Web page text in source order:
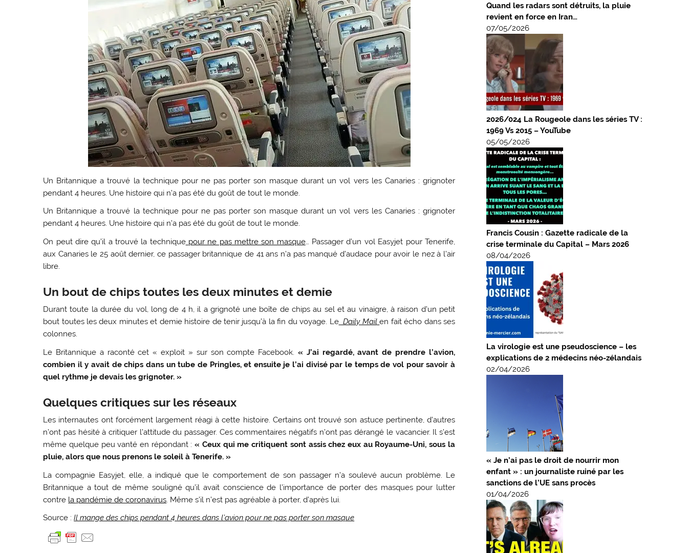
Un Britannique a trouvé la technique pour ne pas porter son masque durant un vol vers les Canaries : grignoter
pendant 4 heures. Une histoire qui n’a pas été du goût de tout le monde.
Un Britannique a trouvé la technique pour ne pas porter son masque durant un vol vers les Canaries : grignoter
pendant 4 heures. Une histoire qui n’a pas été du goût de tout le monde.
On peut dire qu’il a trouvé la techniquepour ne pas mettre son masque… Passager d’un vol Easyjet pour Tenerife,
aux Canaries le 25 août dernier, ce passager britannique de 41 ans n’a pas manqué d’audace pour avoir le nez à l’air
libre.
Un bout de chips toutes les deux minutes et demie
Durant toute la durée du vol, long de 4 h, il a grignoté une boîte de chips au sel et au vinaigre, à raison d’un petit
bout toutes les deux minutes et demie histoire de tenir jusqu’à la fin du voyage. Le Daily Mail en fait écho dans ses
colonnes.
Le Britannique a raconté cet « exploit » sur son compte Facebook. « J’ai regardé, avant de prendre l’avion,
combien il y avait de chips dans un tube de Pringles, et ensuite je l’ai divisé par le temps de vol pour savoir à
quel rythme je devais les grignoter. »
Quelques critiques sur les réseaux
Les internautes ont forcément largement réagi à cette histoire. Certains ont trouvé son astuce pertinente, d’autres
n’ont pas hésité à critiquer l’attitude du passager. Ces commentaires négatifs n’ont pas dérangé le vacancier. Il s’est
même quelque peu vanté en répondant :« Ceux qui me critiquent sont assis chez eux au Royaume-Uni, sous la
pluie, alors que nous prenons le soleil à Tenerife. »
La compagnie Easyjet, elle, a indiqué que le comportement de son passager n’a soulevé aucun problème. Le
Britannique a tout de même souligné qu’il avait conscience de l’importance de porter des masques pour lutter
contre la pandémie de coronavirus. Même s’il n’est pas agréable à porter, d’après lui.
Source :Il mange des chips pendant 4 heures dans l’avion pour ne pas porter son masque
Quand les radars sont détruits, la pluie
revient en force en Iran…
07/05/2026
2026/024 La Rougeole dans les séries TV :
1969 Vs 2015 – YouTube
05/05/2026
Francis Cousin : Gazette radicale de la
crise terminale du Capital – Mars 2026
08/04/2026
La virologie est une pseudoscience – les
explications de 2 médecins néo-zélandais
02/04/2026
« Je n’ai pas le droit de nourrir mon
enfant » : un journaliste ruiné par les
sanctions de l’UE sans procès
01/04/2026